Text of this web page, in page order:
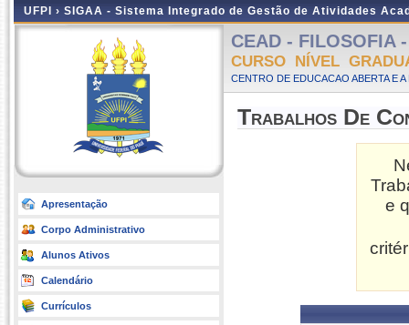
UFPI › SIGAA - Sistema Integrado de Gestão de Atividades
Apresentação
Corpo Administrativo
Alunos Ativos
Calendário
Currículos
CEAD - FILOSOFIA
CURSO NÍVEL
CENTRO DE EDUCACAO ABERTA E
Trabalhos De
e